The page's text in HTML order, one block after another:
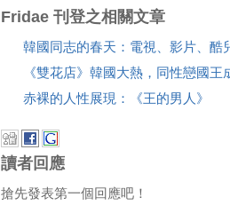
Fridae 刊登之相關文章
韓國同志的春天：電視、影片、酷
《雙花店》韓國大熱，同性戀國王
赤裸的人性展現：《王的男人》
讀者回應
搶先發表第一個回應吧！